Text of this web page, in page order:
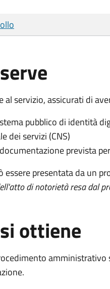
al servizio, assicurati di
pubblico di identità
dei servizi (CNS)
prevista
essere presentata da un
di notorietà resa dal
ottiene